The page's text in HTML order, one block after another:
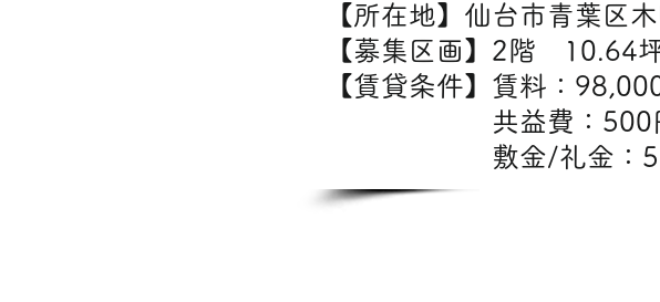
【所在地】仙台市青葉区
【募集区画】2階 10.64
【賃貸条件】賃料
共益費：
敷金/礼金：5